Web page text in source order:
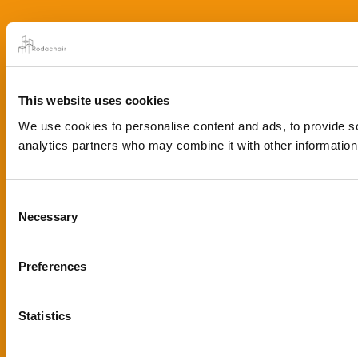
This website uses cookies
We use cookies to personalise content and ads, to provide
analytics partners who may combine it with other
Selection
Necessary
Preferences
Statistics